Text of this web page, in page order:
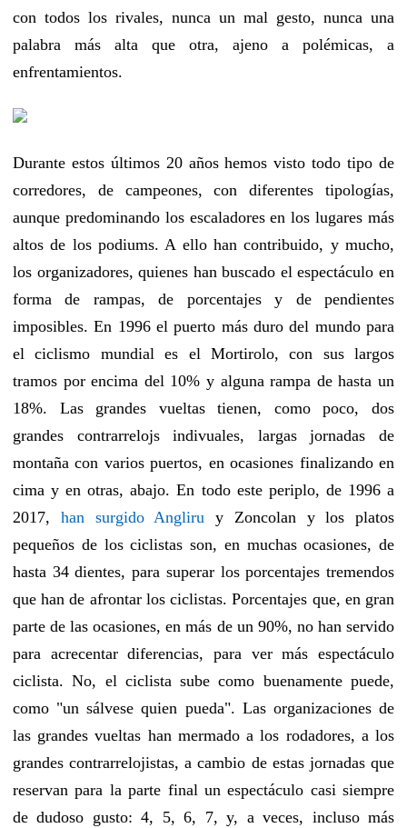
con todos los rivales, nunca un mal gesto, nunca una
palabra más alta que otra, ajeno a polémicas, a
enfrentamientos.
Durante estos últimos 20 años hemos visto todo tipo de
corredores, de campeones, con diferentes tipologías,
aunque predominando los escaladores en los lugares más
altos de los podiums. A ello han contribuido, y mucho,
los organizadores, quienes han buscado el espectáculo en
forma de rampas, de porcentajes y de pendientes
imposibles. En 1996 el puerto más duro del mundo para
el ciclismo mundial es el Mortirolo, con sus largos
tramos por encima del 10% y alguna rampa de hasta un
18%. Las grandes vueltas tienen, como poco, dos
grandes contrarrelojs indivuales, largas jornadas de
montaña con varios puertos, en ocasiones finalizando en
cima y en otras, abajo. En todo este periplo, de 1996 a
2017, han surgido Angliru y Zoncolan y los platos
pequeños de los ciclistas son, en muchas ocasiones, de
hasta 34 dientes, para superar los porcentajes tremendos
que han de afrontar los ciclistas. Porcentajes que, en gran
parte de las ocasiones, en más de un 90%, no han servido
para acrecentar diferencias, para ver más espectáculo
ciclista. No, el ciclista sube como buenamente puede,
como "un sálvese quien pueda". Las organizaciones de
las grandes vueltas han mermado a los rodadores, a los
grandes contrarrelojistas, a cambio de estas jornadas que
reservan para la parte final un espectáculo casi siempre
de dudoso gusto: 4, 5, 6, 7, y, a veces, incluso más